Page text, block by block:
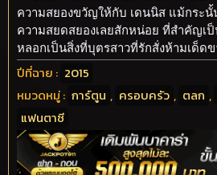
ความสยองขวัญให้กับ เดนนิส แม้กระนั้
ความสยดสยองเลยสักหน่อย ที่สำคัญเ
หลอกเป็นสิ่งที่บุตรสาวที่รักสั่งห้ามเด็ด
ปีที่ฉาย : 2015
หมวดหมู่ : การ์ตูน , ครอบครัว , ตลก ,
แฟนตาซี